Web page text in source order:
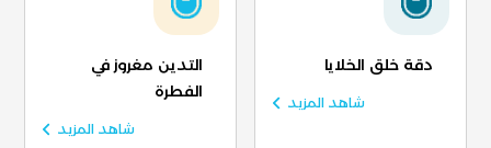
دقة خلق الخلايا
شاهد المزيد
التدين مغروز في
الفطرة
شاهد المزيد